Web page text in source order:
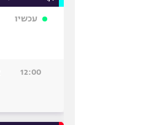
עכשיו
12:00